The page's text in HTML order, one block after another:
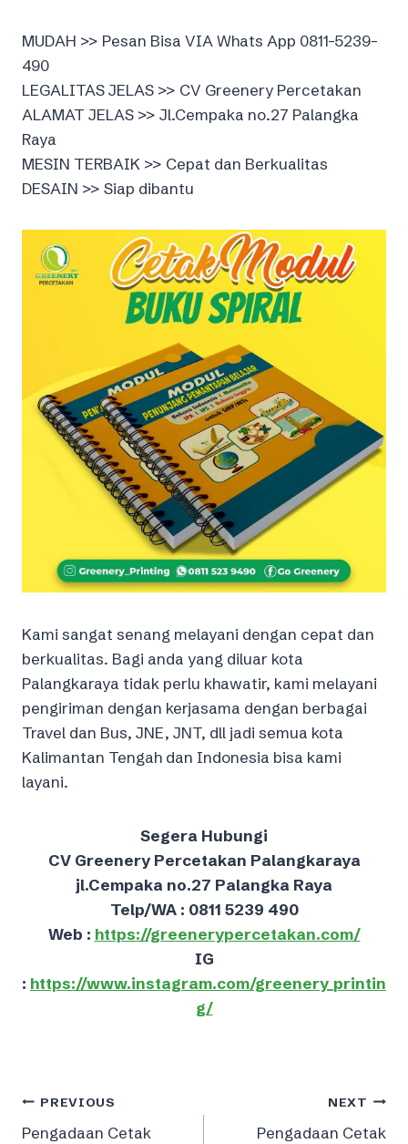
MUDAH >> Pesan Bisa VIA Whats App 0811-5239-
490
LEGALITAS JELAS >> CV Greenery Percetakan
ALAMAT JELAS >> Jl.Cempaka no.27 Palangka
Raya
MESIN TERBAIK >> Cepat dan Berkualitas
DESAIN >> Siap dibantu
Kami sangat senang melayani dengan cepat dan
berkualitas. Bagi anda yang diluar kota
Palangkaraya tidak perlu khawatir, kami melayani
pengiriman dengan kerjasama dengan berbagai
Travel dan Bus, JNE, JNT, dll jadi semua kota
Kalimantan Tengah dan Indonesia bisa kami
layani.
Segera Hubungi
CV Greenery Percetakan Palangkaraya
jl.Cempaka no.27 Palangka Raya
Telp/WA : 0811 5239 490
Web : https://greenerypercetakan.com/
IG
: https://www.instagram.com/greenery_printin
g/
Post
PREVIOUS
Pengadaan Cetak
NEXT
Pengadaan Cetak